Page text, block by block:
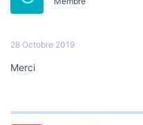
28 Octobre 2019
Merci